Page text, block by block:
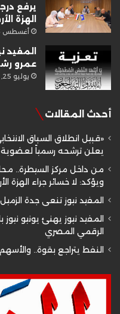
يرفع
الهزة
أغسطس 3, 2026
المفيد
عمرو
يوليو 25, 2026
أحدث المقالات
«قبيل انطلاق السباق
يعلن ترشحه رسمياً لعضوية
من داخل مركز السيطرة..
ويؤكد: لا خسائر جراء الهزة
المفيد نيوز تنعى جدة
المفيد نيوز يهنئ يونيو
الرقمي المصري
النفط يتراجع بقوة..